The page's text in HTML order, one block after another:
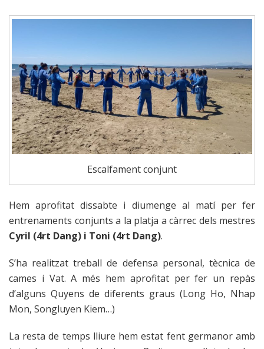
Escalfament conjunt
Hem aprofitat dissabte i diumenge al matí per fer
entrenaments conjunts a la platja a càrrec dels mestres
Cyril (4rt Dang) i Toni (4rt Dang).
S’ha realitzat treball de defensa personal, tècnica de
cames i Vat. A més hem aprofitat per fer un repàs
d’alguns Quyens de diferents graus (Long Ho, Nhap
Mon, Songluyen Kiem…)
La resta de temps lliure hem estat fent germanor amb